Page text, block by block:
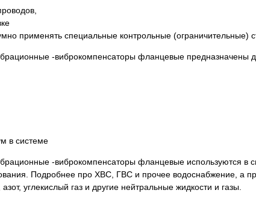
применять специальные контрольные (ограничительные)
-виброкомпенсаторы фланцевые предназначены
в системе
-виброкомпенсаторы фланцевые используются в
Подробнее про ХВС, ГВС и прочее водоснабжение, а
углекислый газ и другие нейтральные жидкости и газы.